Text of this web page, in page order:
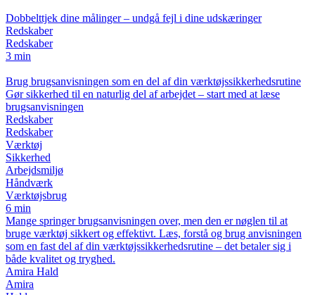
Dobbelttjek dine målinger – undgå fejl i dine udskæringer
Redskaber
Redskaber
3 min
Brug brugsanvisningen som en del af din værktøjssikkerhedsrutine
Gør sikkerhed til en naturlig del af arbejdet – start med at læse
brugsanvisningen
Redskaber
Redskaber
Værktøj
Sikkerhed
Arbejdsmiljø
Håndværk
Værktøjsbrug
6 min
Mange springer brugsanvisningen over, men den er nøglen til at
bruge værktøj sikkert og effektivt. Læs, forstå og brug anvisningen
som en fast del af din værktøjssikkerhedsrutine – det betaler sig i
både kvalitet og tryghed.
Amira Hald
Amira